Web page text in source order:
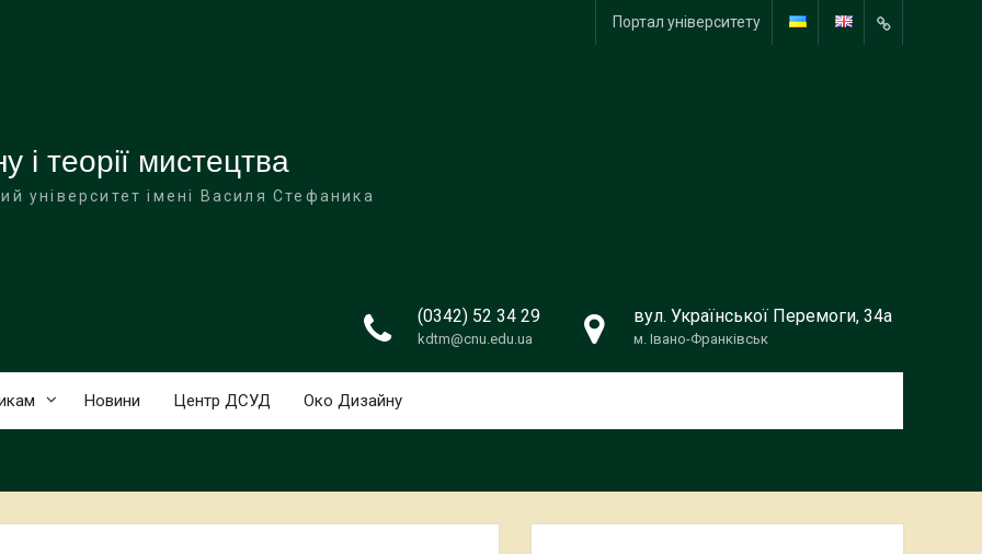
Instagram
Портал університету
і теорії мистецтва
університет імені Василя Стефаника
(0342) 52 34 29
kdtm@cnu.edu.ua
вул. Української Перемоги, 34а
м. Івано-Франківськ
Новини Центр ДСУД Око Дизайну